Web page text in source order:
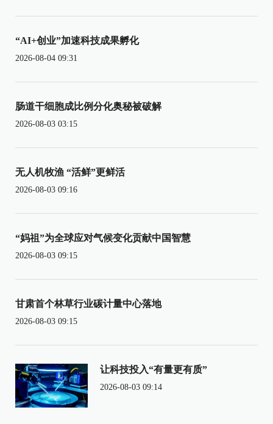
“AI+创业”加速科技成果孵化
2026-08-04 09:31
肠道干细胞成比例分化奥秘被破解
2026-08-03 03:15
无人机牧渔 “活鲜”更鲜活
2026-08-03 09:16
“妈祖”为全球应对气候变化贡献中国智慧
2026-08-03 09:15
甘肃首个林草行业碳计量中心落地
2026-08-03 09:15
让科技投入“有量更有质”
2026-08-03 09:14